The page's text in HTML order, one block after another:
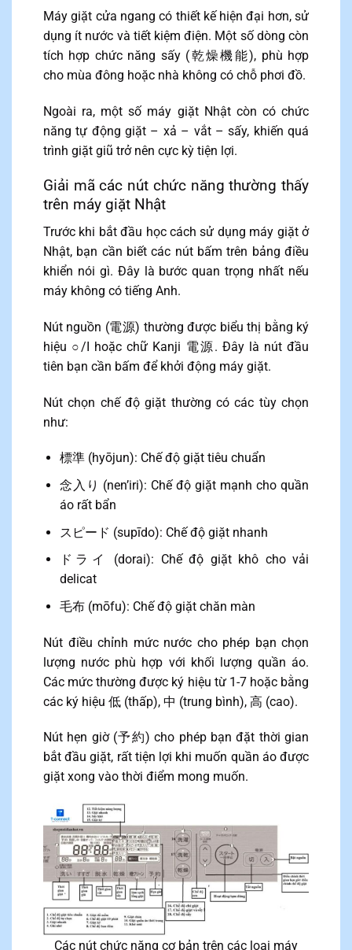
Máy giặt cửa ngang có thiết kế hiện đại hơn, sử
dụng ít nước và tiết kiệm điện. Một số dòng còn
tích hợp chức năng sấy (乾燥機能), phù hợp
cho mùa đông hoặc nhà không có chỗ phơi đồ.
Ngoài ra, một số máy giặt Nhật còn có chức
năng tự động giặt – xả – vắt – sấy, khiến quá
trình giặt giũ trở nên cực kỳ tiện lợi.
Giải mã các nút chức năng thường thấy
trên máy giặt Nhật
Trước khi bắt đầu học cách sử dụng máy giặt ở
Nhật, bạn cần biết các nút bấm trên bảng điều
khiển nói gì. Đây là bước quan trọng nhất nếu
máy không có tiếng Anh.
Nút nguồn (電源) thường được biểu thị bằng ký
hiệu ○/I hoặc chữ Kanji 電源. Đây là nút đầu
tiên bạn cần bấm để khởi động máy giặt.
Nút chọn chế độ giặt thường có các tùy chọn
như:
標準 (hyōjun): Chế độ giặt tiêu chuẩn
念入り (nen’iri): Chế độ giặt mạnh cho quần
áo rất bẩn
スピード (supīdo): Chế độ giặt nhanh
ドライ (dorai): Chế độ giặt khô cho vải
delicat
毛布 (mōfu): Chế độ giặt chăn màn
Nút điều chỉnh mức nước cho phép bạn chọn
lượng nước phù hợp với khối lượng quần áo.
Các mức thường được ký hiệu từ 1-7 hoặc bằng
các ký hiệu 低 (thấp), 中 (trung bình), 高 (cao).
Nút hẹn giờ (予約) cho phép bạn đặt thời gian
bắt đầu giặt, rất tiện lợi khi muốn quần áo được
giặt xong vào thời điểm mong muốn.
Các nút chức năng cơ bản trên các loại máy